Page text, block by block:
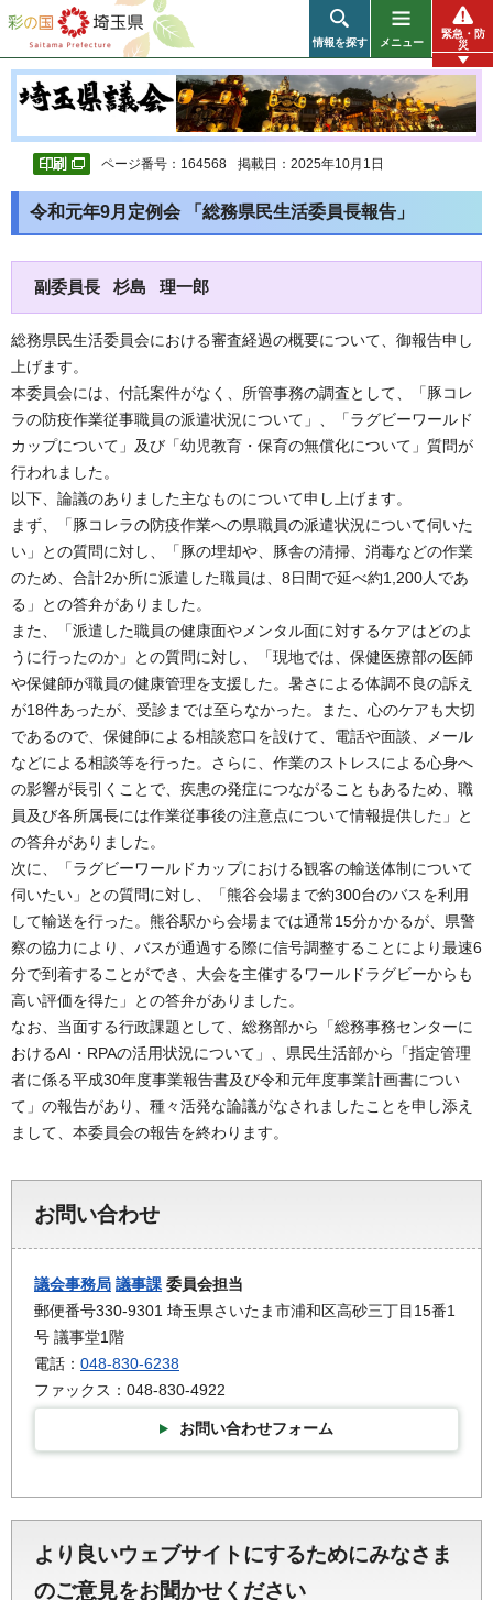
彩の国 埼玉県
情報を探す メニュー
緊急・防
災
ページ番号：164568 掲載日：2025年10月1日
令和元年9月定例会 「総務県民生活委員長報告」
副委員長 杉島 理一郎
総務県民生活委員会における審査経過の概要について、御報告申し
上げます。
本委員会には、付託案件がなく、所管事務の調査として、「豚コレ
ラの防疫作業従事職員の派遣状況について」、「ラグビーワールド
カップについて」及び「幼児教育・保育の無償化について」質問が
行われました。
以下、論議のありました主なものについて申し上げます。
まず、「豚コレラの防疫作業への県職員の派遣状況について伺いた
い」との質問に対し、「豚の埋却や、豚舎の清掃、消毒などの作業
のため、合計2か所に派遣した職員は、8日間で延べ約1,200人であ
る」との答弁がありました。
また、「派遣した職員の健康面やメンタル面に対するケアはどのよ
うに行ったのか」との質問に対し、「現地では、保健医療部の医師
や保健師が職員の健康管理を支援した。暑さによる体調不良の訴え
が18件あったが、受診までは至らなかった。また、心のケアも大切
であるので、保健師による相談窓口を設けて、電話や面談、メール
などによる相談等を行った。さらに、作業のストレスによる心身へ
の影響が長引くことで、疾患の発症につながることもあるため、職
員及び各所属長には作業従事後の注意点について情報提供した」と
の答弁がありました。
次に、「ラグビーワールドカップにおける観客の輸送体制について
伺いたい」との質問に対し、「熊谷会場まで約300台のバスを利用
して輸送を行った。熊谷駅から会場までは通常15分かかるが、県警
察の協力により、バスが通過する際に信号調整することにより最速6
分で到着することができ、大会を主催するワールドラグビーからも
高い評価を得た」との答弁がありました。
なお、当面する行政課題として、総務部から「総務事務センターに
おけるAI・RPAの活用状況について」、県民生活部から「指定管理
者に係る平成30年度事業報告書及び令和元年度事業計画書につい
て」の報告があり、種々活発な論議がなされましたことを申し添え
まして、本委員会の報告を終わります。
お問い合わせ
議会事務局 議事課 委員会担当
郵便番号330-9301 埼玉県さいたま市浦和区高砂三丁目15番1
号 議事堂1階
電話： 048-830-6238
ファックス：048-830-4922
お問い合わせフォーム
より良いウェブサイトにするためにみなさま
のご意見をお聞かせください